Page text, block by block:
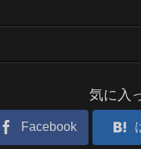
気に入
Facebook